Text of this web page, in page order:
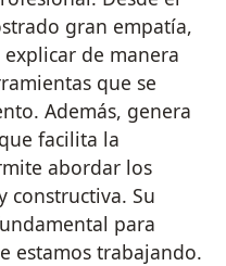
gran empatía,
de manera
que se
Además, genera
facilita la
abordar los
constructiva. Su
para
estamos trabajando.